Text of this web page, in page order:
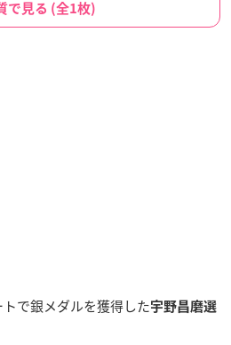
で見る (全1枚)
で銀メダルを獲得した宇野昌磨選